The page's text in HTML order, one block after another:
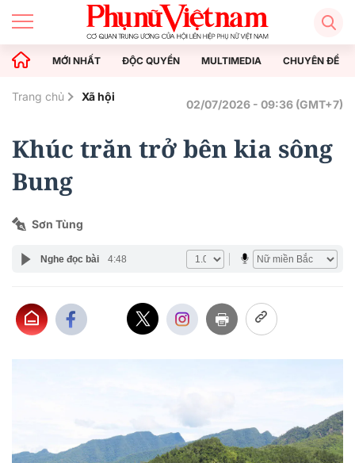
MỚI NHẤT ĐỘC QUYỀN MULTIMEDIA CHUYÊN ĐỀ
Trang chủ Xã hội
02/07/2026 - 09:36 (GMT+7)
Khúc trăn trở bên kia sông
Bung
Sơn Tùng
Nghe đọc bài 4:48